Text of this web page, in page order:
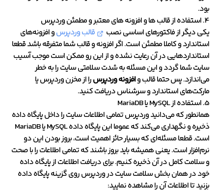
بود.
4. استفاده از قالب ها و افزونه های معتبر و مطمئن وردپرس
یکی دیگر از فاکتورهای اساسی نصب
قالب وردپرسو افزونه‌های
استاندارد و کاملا مطمئن است. اگر افزونه و قالب شما متفرقه باشد قطعا
استانداردهایی در آن رعایت نشده و از این رو ممکن است موجب آسیب
سایت شما گردد و این مسئله به شدت سلامتی سایت را به خطر
می‌اندازد. پس حتما قالب وافزونه وردپرسرا از مخزن وردپرس یا
مارکت‌های استاندارد و سرشناس دریافت کنید.
5. استفاده از MySQL یا MariaDB
همانطور که می‌دانید وردپرس تمامی اطلاعات سایت را داخل پایگاه داده
ذخیره و نگهداری می‌کند که عموما این پایگاه داده MySQL یا MariaDB
است. قطعا مسئله‌ای که بسیار حائز اهمیت است، بروز بودن این دو
نرم‌افزار است. یعنی همیشه باید بروز باشند که تمامی اطلاعات را با صحت
و سلامت کامل در آن ذخیره کنیم. برای دریافت اطلاعات از پایگاه داده
خود در همان بخش سلامت سایت در وردپرس روی گزینه پایگاه داده
بزنید تا اطلاعات آن را مشاهده نمایید: